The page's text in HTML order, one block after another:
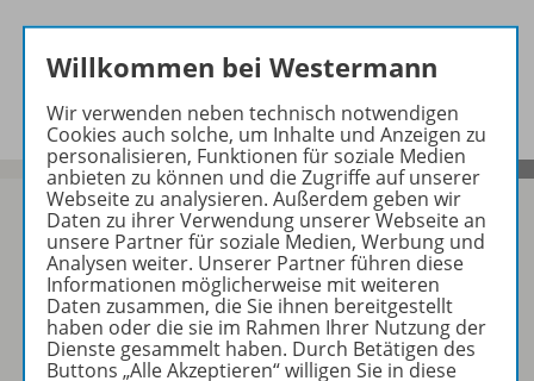
Informationen
Sofort profitieren
Zum Newsletter anmelden
Willkommen bei Westermann
Wir verwenden neben technisch notwendigen
Cookies auch solche, um Inhalte und Anzeigen zu
personalisieren, Funktionen für soziale Medien
anbieten zu können und die Zugriffe auf unserer
Webseite zu analysieren. Außerdem geben wir
Daten zu ihrer Verwendung unserer Webseite an
unsere Partner für soziale Medien, Werbung und
Analysen weiter. Unserer Partner führen diese
Informationen möglicherweise mit weiteren
Daten zusammen, die Sie ihnen bereitgestellt
haben oder die sie im Rahmen Ihrer Nutzung der
Dienste gesammelt haben. Durch Betätigen des
Buttons „Alle Akzeptieren“ willigen Sie in diese